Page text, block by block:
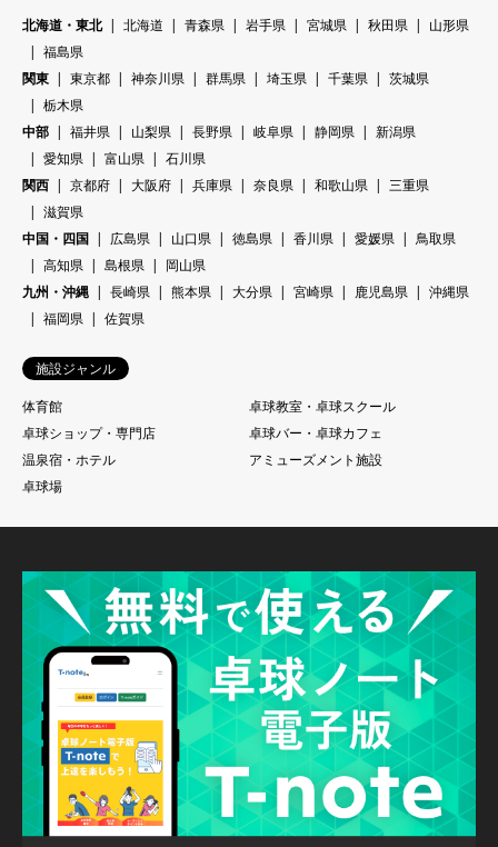
北海道・東北
北海道 青森県 岩手県 宮城県 秋田県
山形県
福島県
関東
東京都 神奈川県 群馬県 埼玉県 千葉県
茨城県
栃木県
中部
福井県 山梨県 長野県 岐阜県 静岡県
新潟県
愛知県
富山県
石川県
関西
京都府 大阪府 兵庫県 奈良県 和歌山県
三重県
滋賀県
中国・四国
広島県 山口県 徳島県 香川県 愛媛県
鳥取県
高知県
島根県
岡山県
九州・沖縄
長崎県 熊本県 大分県 宮崎県 鹿児島県
沖縄県
福岡県
佐賀県
施設ジャンル
体育館
卓球教室・卓球スクール
卓球ショップ・専門店
卓球バー・卓球カフェ
温泉宿・ホテル
アミューズメント施設
卓球場